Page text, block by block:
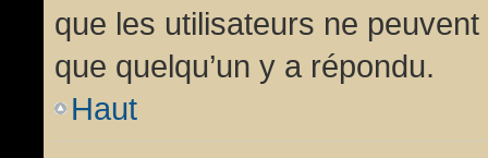
que les utilisateurs ne
que quelqu’un y a répondu.
Haut